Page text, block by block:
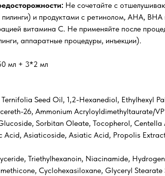
Не сочетайте с
и продуктами с ретинолом, AHA, BHA
витамина C. Не применяйте после
аппаратные процедуры, инъекции).
мл + 3*2 мл
Seed Oil, 1,2-Hexanediol, Ethylhexyl
26, Ammonium Acryloyldimethyltaurate/
Sorbitan Oleate, Tocopherol,
Asiaticoside, Asiatic Acid, Propolis
Triethylhexanoin, Niacinamide,
Cyclohexasiloxane, Glyceryl Stearate